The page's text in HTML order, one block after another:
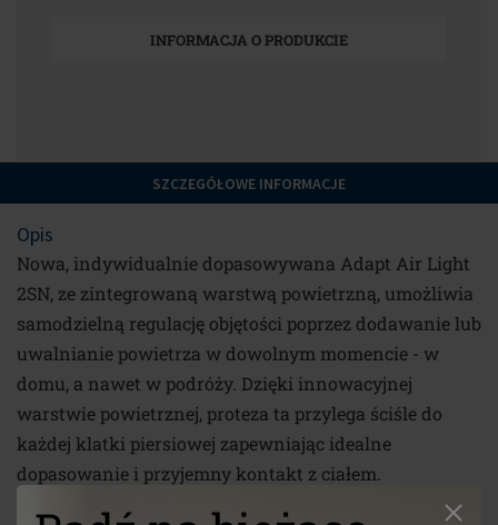
INFORMACJA O PRODUKCIE
SZCZEGÓŁOWE INFORMACJE
Opis
Nowa, indywidualnie dopasowywana Adapt Air Light
2SN, ze zintegrowaną warstwą powietrzną, umożliwia
samodzielną regulację objętości poprzez dodawanie lub
uwalnianie powietrza w dowolnym momencie - w
domu, a nawet w podróży. Dzięki innowacyjnej
warstwie powietrznej, proteza ta przylega ściśle do
każdej klatki piersiowej zapewniając idealne
dopasowanie i przyjemny kontakt z ciałem.
Rozmiary